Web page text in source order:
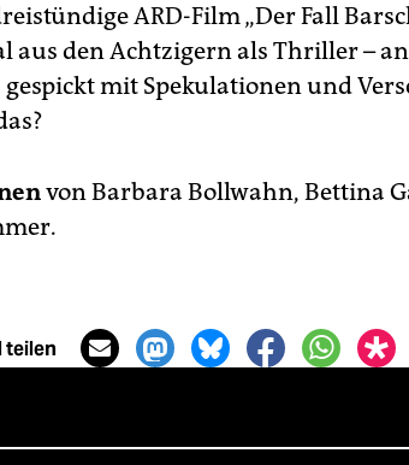
ARD-Film „Der Fall
aus den Achtzigern als Thriller –
gespickt mit Spekulationen und
von Barbara Bollwahn, Bettina
teilen